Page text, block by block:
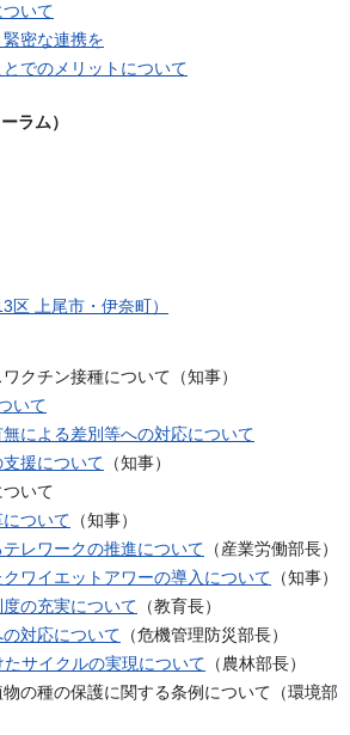
いて
密な連携を
でのメリットについて
ラム）
区 上尾市・伊奈町）
クチン接種について（知事）
いて
による差別等への対応について
援について （知事）
いて
ついて （知事）
レワークの推進について （産業労働部長）
ワイエットアワーの導入について （知事）
の充実について （教育長）
対応について （危機管理防災部長）
サイクルの実現について （農林部長）
の種の保護に関する条例について（環境部